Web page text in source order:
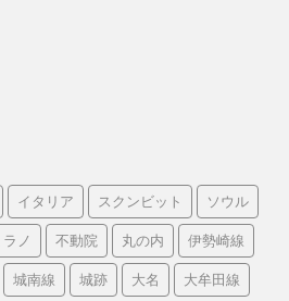
イタリア スクンビット ソウル
ラノ 不動院 丸の内 伊勢崎線
城南線 城跡 大名 大牟田線